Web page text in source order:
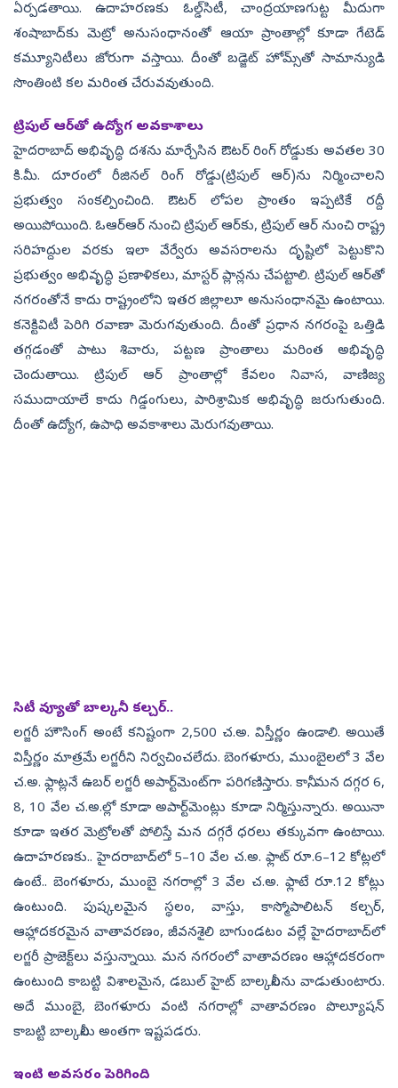
ఏర్పడతాయి. ఉదాహరణకు ఓల్డ్‌సిటీ, చాంద్రయాణగుట్ట మీదుగా
శంషాబాద్‌కు మెట్రో అనుసంధానంతో ఆయా ప్రాంతాల్లో కూడా గేటెడ్‌
కమ్యూనిటీలు జోరుగా వస్తాయి. దీంతో బడ్జెట్‌ హోమ్స్‌తో సామాన్యుడి
సొంతింటి కల మరింత చేరువవుతుంది.
ట్రిపుల్‌ ఆర్‌తో ఉద్యోగ అవకాశాలు
హైదరాబాద్‌ అభివృద్ధి దశను మార్చేసిన ఔటర్‌ రింగ్‌ రోడ్డుకు అవతల 30
కి.మీ. దూరంలో రీజినల్‌ రింగ్‌ రోడ్డు(ట్రిపుల్‌ ఆర్‌)ను నిర్మించాలని
ప్రభుత్వం సంకల్పించింది. ఔటర్‌ లోపల ప్రాంతం ఇప్పటికే రద్దీ
అయిపోయింది. ఓఆర్‌ఆర్‌ నుంచి ట్రిపుల్‌ ఆర్‌కు, ట్రిపుల్‌ ఆర్‌ నుంచి రాష్ట్ర
సరిహద్దుల వరకు ఇలా వేర్వేరు అవసరాలను దృష్టిలో పెట్టుకొని
ప్రభుత్వం అభివృద్ధి ప్రణాళికలు, మాస్టర్‌ ప్లాన్లను చేపట్టాలి. ట్రిపుల్‌ ఆర్‌తో
నగరంతోనే కాదు రాష్ట్రంలోని ఇతర జిల్లాలూ అనుసంధానమై ఉంటాయి.
కనెక్టివిటీ పెరిగి రవాణా మెరుగవుతుంది. దీంతో ప్రధాన నగరంపై ఒత్తిడి
తగ్గడంతో పాటు శివారు, పట్టణ ప్రాంతాలు మరింత అభివృద్ధి
చెందుతాయి. ట్రిపుల్‌ ఆర్‌ ప్రాంతాల్లో కేవలం నివాస, వాణిజ్య
సముదాయాలే కాదు గిడ్డంగులు, పారిశ్రామిక అభివృద్ధి జరుగుతుంది.
దీంతో ఉద్యోగ, ఉపాధి అవకాశాలు మెరుగవుతాయి.
సిటీ వ్యూతో బాల్కనీ కల్చర్‌..
లగ్జరీ హౌసింగ్‌ అంటే కనిష్టంగా 2,500 చ.అ. విస్తీర్ణం ఉండాలి. అయితే
విస్తీర్ణం మాత్రమే లగ్జరీని నిర్వచించలేదు. బెంగళూరు, ముంబైలలో 3 వేల
చ.అ. ఫ్లాట్లనే ఉబర్‌ లగ్జరీ అపార్ట్‌మెంట్‌గా పరిగణిస్తారు. కానీ, మన దగ్గర 6,
8, 10 వేల చ.అ.ల్లో కూడా అపార్ట్‌మెంట్లు కూడా నిర్మిస్తున్నారు. అయినా
కూడా ఇతర మెట్రోలతో పోలిస్తే మన దగ్గరే ధరలు తక్కువగా ఉంటాయి.
ఉదాహరణకు.. హైదరాబాద్‌లో 5–10 వేల చ.అ. ఫ్లాట్‌ రూ.6–12 కోట్లలో
ఉంటే.. బెంగళూరు, ముంబై నగరాల్లో 3 వేల చ.అ. ఫ్లాటే రూ.12 కోట్లు
ఉంటుంది. పుష్కలమైన స్థలం, వాస్తు, కాస్మోపాలిటన్‌ కల్చర్,
ఆహ్లాదకరమైన వాతావరణం, జీవనశైలి బాగుండటం వల్లే హైదరాబాద్‌లో
లగ్జరీ ప్రాజెక్ట్‌లు వస్తున్నాయి. మన నగరంలో వాతావరణం ఆహ్లాదకరంగా
ఉంటుంది కాబట్టి విశాలమైన, డబుల్‌ హైట్‌ బాల్కనీలను వాడుతుంటారు.
అదే ముంబై, బెంగళూరు వంటి నగరాల్లో వాతావరణం పొల్యూషన్‌
కాబట్టి బాల్కనీలు అంతగా ఇష్టపడరు.
ఇంటి అవసరం పెరిగింది